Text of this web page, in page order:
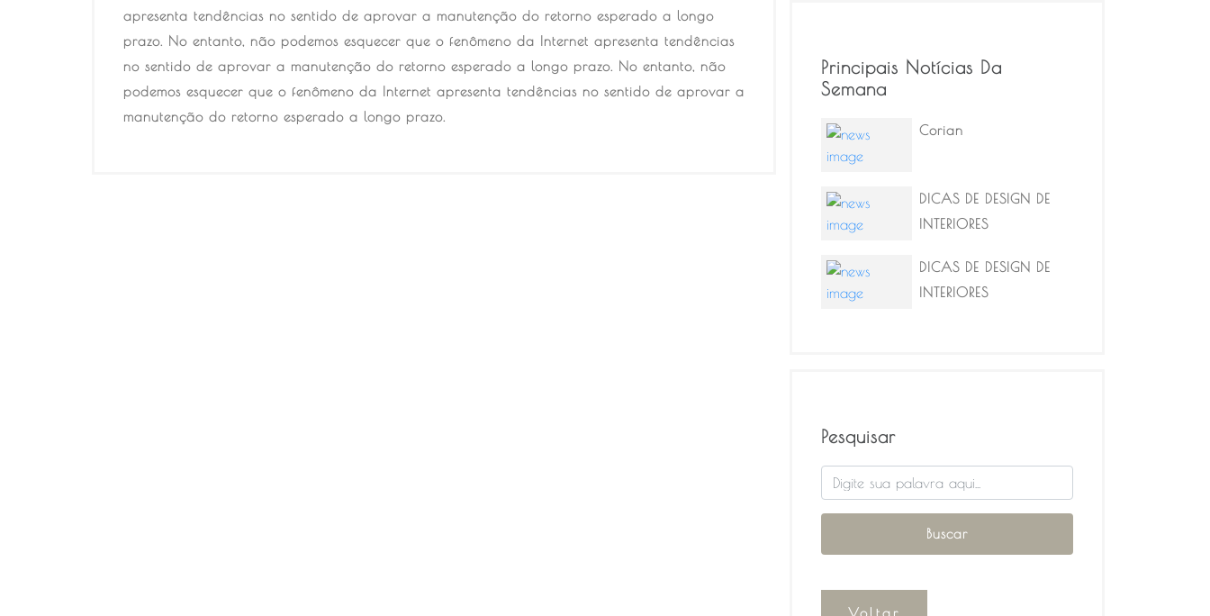
apresenta tendências no sentido de aprovar a manutenção do retorno esperado a longo
prazo. No entanto, não podemos esquecer que o fenômeno da Internet apresenta tendências
no sentido de aprovar a manutenção do retorno esperado a longo prazo. No entanto, não
podemos esquecer que o fenômeno da Internet apresenta tendências no sentido de aprovar a
manutenção do retorno esperado a longo prazo.
Principais Notícias Da
Semana
Corian
DICAS DE DESIGN DE
INTERIORES
DICAS DE DESIGN DE
INTERIORES
Pesquisar
Voltar